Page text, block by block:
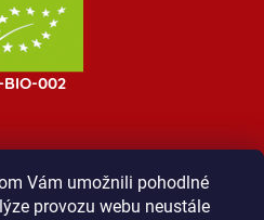
Vám umožnili pohodlné
provozu webu neustále
Obchodní podmínky